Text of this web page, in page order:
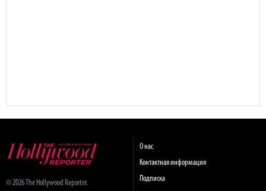
© 2026 The Hollywood Reporter.
О нас
Контактная информация
Подписка